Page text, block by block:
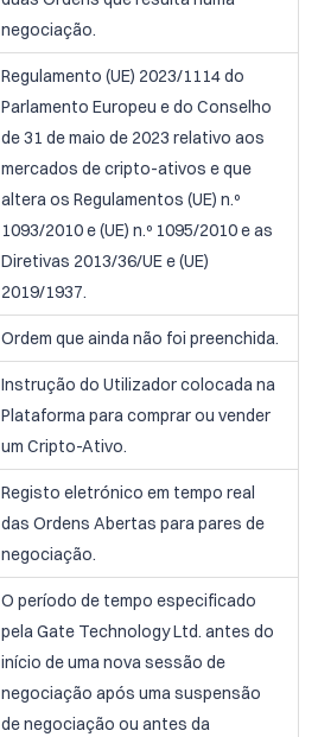
negociação.
Regulamento (UE) 2023/1114 do
Parlamento Europeu e do Conselho
de 31 de maio de 2023 relativo aos
mercados de cripto-ativos e que
altera os Regulamentos (UE) n.º
1093/2010 e (UE) n.º 1095/2010 e as
Diretivas 2013/36/UE e (UE)
2019/1937.
Ordem que ainda não foi preenchida.
Instrução do Utilizador colocada na
Plataforma para comprar ou vender
um Cripto-Ativo.
Registo eletrónico em tempo real
das Ordens Abertas para pares de
negociação.
O período de tempo especificado
pela Gate Technology Ltd. antes do
início de uma nova sessão de
negociação após uma suspensão
de negociação ou antes da